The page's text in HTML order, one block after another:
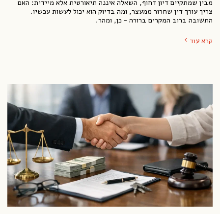
מבין שמתקיים דיון דחוף, השאלה איננה תיאורטית אלא מיידית: האם
צריך עורך דין שחרור ממעצר, ומה בדיוק הוא יכול לעשות עכשיו.
התשובה ברוב המקרים ברורה - כן, ומהר.
קרא עוד